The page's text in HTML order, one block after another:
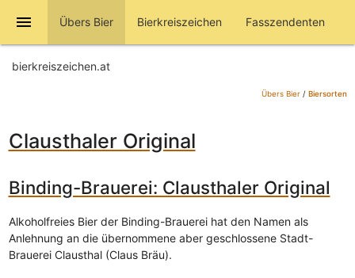
menu Übers Bier Bierkreiszeichen Fasszendenten
bierkreiszeichen.at
Übers Bier/ Biersorten
Clausthaler Original
Binding-Brauerei: Clausthaler Original
Alkoholfreies Bier der Binding-Brauerei hat den Namen als
Anlehnung an die übernommene aber geschlossene Stadt-
Brauerei Clausthal (Claus Bräu).